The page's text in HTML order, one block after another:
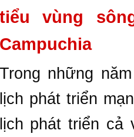
tiểu vùng
Campuchia
Trong những
lịch phát triển
lịch phát triển